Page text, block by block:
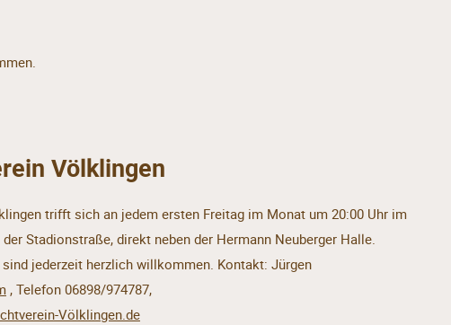
Völklingen
trifft sich an jedem ersten Freitag im Monat um 20:00 Uhr im
Stadionstraße, direkt neben der Hermann Neuberger Halle.
jederzeit herzlich willkommen. Kontakt: Jürgen
, Telefon 06898/974787,
Völklingen.de